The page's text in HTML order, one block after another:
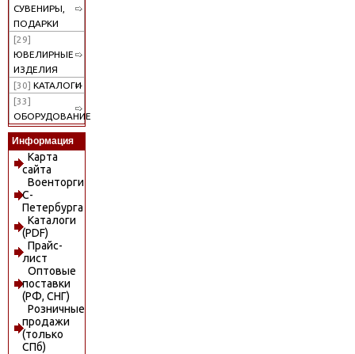
СУВЕНИРЫ,
ПОДАРКИ
[29]
ЮВЕЛИРНЫЕ
ИЗДЕЛИЯ
[30] КАТАЛОГИ
[33]
ОБОРУДОВАНИЕ
Информация
Карта
сайта
Военторги
С-
Петербурга
Каталоги
(PDF)
Прайс-
лист
Оптовые
поставки
(РФ, СНГ)
Розничные
продажи
(только
СПб)